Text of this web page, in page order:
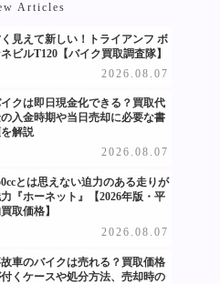
Articles
見えて新しい！トライアンフ ボ
ビルT120【バイク買取調査隊】
2026.08.07
クは即日現金化できる？買取代
入金時期や当日売却に必要な書
解説
2026.08.07
とは思えない迫力のある走りが
『ホーネット』【2026年版・平
取価格】
2026.08.07
車のバイクは売れる？買取価格
くケースや処分方法、売却時の